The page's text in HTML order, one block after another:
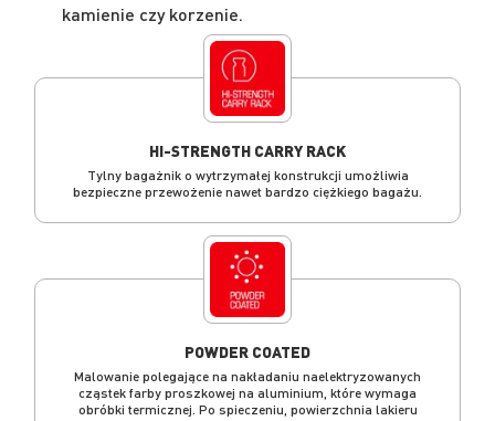
kamienie czy korzenie.
HI-STRENGTH CARRY RACK
Tylny bagażnik o wytrzymałej konstrukcji umożliwia
bezpieczne przewożenie nawet bardzo ciężkiego bagażu.
POWDER COATED
Malowanie polegające na nakładaniu naelektryzowanych
cząstek farby proszkowej na aluminium, które wymaga
obróbki termicznej. Po spieczeniu, powierzchnia lakieru